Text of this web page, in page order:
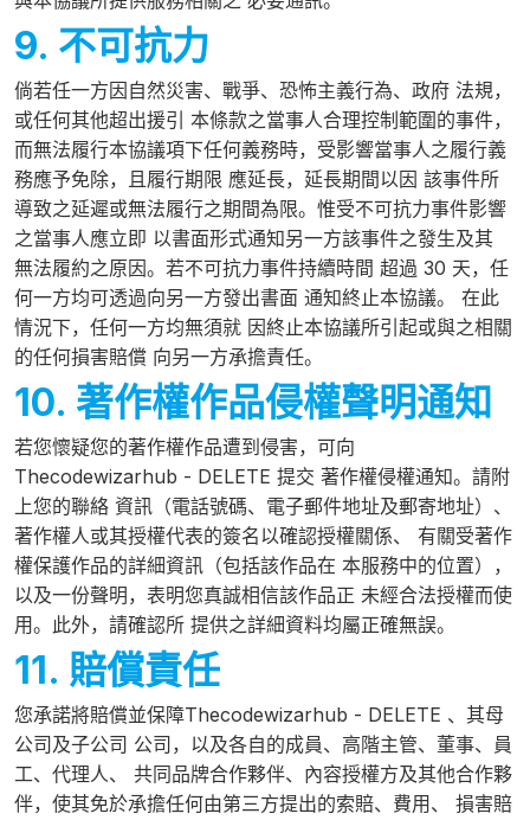
9. 不可抗力
倘若任一方因自然災害、戰爭、恐怖主義行為、政府 法規，
或任何其他超出援引 本條款之當事人合理控制範圍的事件，
而無法履行本協議項下任何義務時，受影響當事人之履行義
務應予免除，且履行期限 應延長，延長期間以因 該事件所
導致之延遲或無法履行之期間為限。惟受不可抗力事件影響
之當事人應立即 以書面形式通知另一方該事件之發生及其
無法履約之原因。若不可抗力事件持續時間 超過 30 天，任
何一方均可透過向另一方發出書面 通知終止本協議。 在此
情況下，任何一方均無須就 因終止本協議所引起或與之相關
的任何損害賠償 向另一方承擔責任。
10. 著作權作品侵權聲明通知
若您懷疑您的著作權作品遭到侵害，可向
Thecodewizarhub - DELETE 提交 著作權侵權通知。請附
上您的聯絡 資訊（電話號碼、電子郵件地址及郵寄地址）、
著作權人或其授權代表的簽名以確認授權關係、 有關受著作
權保護作品的詳細資訊（包括該作品在 本服務中的位置），
以及一份聲明，表明您真誠相信該作品正 未經合法授權而使
用。此外，請確認所 提供之詳細資料均屬正確無誤。
11. 賠償責任
您承諾將賠償並保障Thecodewizarhub - DELETE 、其母
公司及子公司 公司，以及各自的成員、高階主管、董事、員
工、代理人、 共同品牌合作夥伴、內容授權方及其他合作夥
伴，使其免於承擔任何由第三方提出的索賠、費用、 損害賠